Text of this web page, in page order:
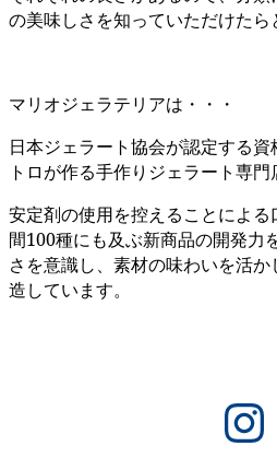
の美味しさを知っていただけたら
マリオジェラテリアは・・・
日本ジェラート協会が認定する
トロが作る手作りジェラート専門
安定剤の使用を控えることによ
間100種にも及ぶ新商品の開発力
さを意識し、素材の味わいを活
造しています。